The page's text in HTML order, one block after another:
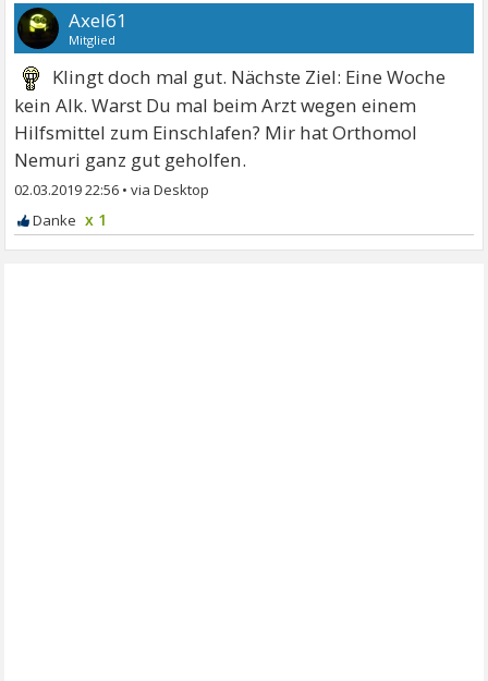
Axel61
Mitglied
Klingt doch mal gut. Nächste Ziel: Eine Woche
kein Alk. Warst Du mal beim Arzt wegen einem
Hilfsmittel zum Einschlafen? Mir hat Orthomol
Nemuri ganz gut geholfen.
02.03.2019 22:56 •
x 1